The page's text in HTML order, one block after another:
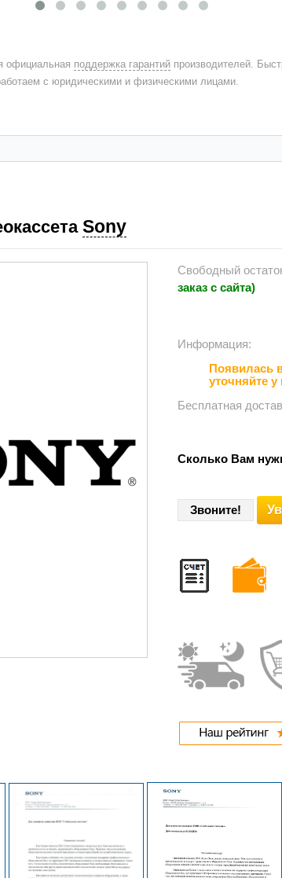
официальная поддержка гарантий производителей.
с юридическими и физическими лицами.
Sony
Свободный
заказ с сайта)
Информация:⠀⠀⠀⠀
Появилась
уточняйте
Бесплатная
Сколько Вам
Звоните!